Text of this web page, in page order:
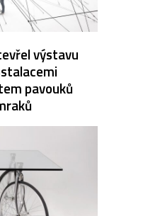
výstavu
pavouků